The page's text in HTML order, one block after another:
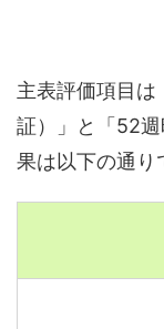
主表評価項目
証）」と「52
果は以下の通り